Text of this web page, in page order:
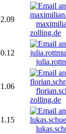
2.09
zolling.de
0.12
1.06
zolling.de
1.15